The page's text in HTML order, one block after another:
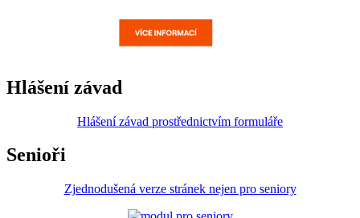
Hlášení závad
Hlášení závad prostřednictvím formuláře
Senioři
Zjednodušená verze stránek nejen pro seniory